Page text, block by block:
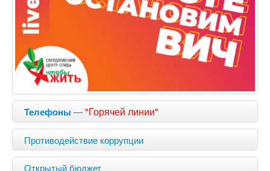
Телефоны —"Горячей линии"
Противодействие коррупции
Открытый бюджет